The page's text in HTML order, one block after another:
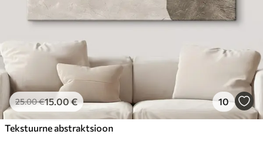
25.00€15.00€ 10
Tekstuurne abstraktsioon